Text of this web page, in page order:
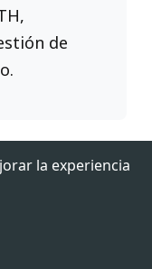
de
con tres
la experiencia